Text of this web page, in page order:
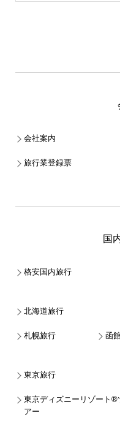
会社案内
旅行業登録票
国
格安国内旅行
北海道旅行
札幌旅行 函
東京旅行
東京ディズニーリゾート®
アー